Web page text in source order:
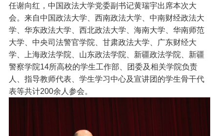
任谢向红，中国政法大学党委副书记黄瑞宇出席本次大
会。来自中国政法大学、西南政法大学、中南财经政法大
学、华东政法大学、西北政法大学、海南大学、华南师范
大学、中央司法警官学院、甘肃政法大学、广东财经大
学、上海政法学院、山东政法学院、新疆政法学院、新疆
警察学院14所高校的学生工作部、团委及相关学院负责
人、指导教师代表、学生学习中心及宣讲团的学生骨干代
表等共计200余人参会。